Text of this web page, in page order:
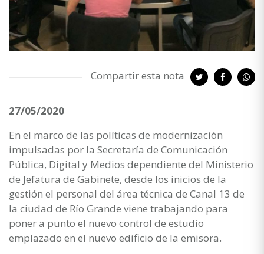
Compartir esta nota
27/05/2020
En el marco de las políticas de modernización
impulsadas por la Secretaría de Comunicación
Pública, Digital y Medios dependiente del Ministerio
de Jefatura de Gabinete, desde los inicios de la
gestión el personal del área técnica de Canal 13 de
la ciudad de Río Grande viene trabajando para
poner a punto el nuevo control de estudio
emplazado en el nuevo edificio de la emisora.